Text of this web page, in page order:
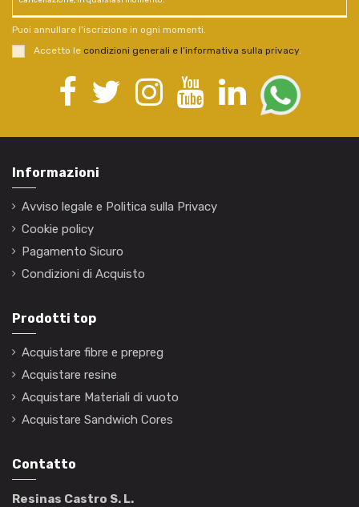
Puoi annullare l'iscrizione in ogni momenti.
Accetto le condizioni generali e l’informativa sulla privacy.
Informazioni
Avviso legale e Politica sulla Privacy
Cookie policy
Pagamento Sicuro
Condizioni di Acquisto
Prodotti top
Acquistare fibre e prepreg
Acquistare resine
Acquistare Materiali di vuoto
Acquistare Sandwich Cores
Contatto
Resinas Castro S. L.